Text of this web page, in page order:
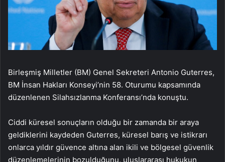
Birleşmiş Milletler (BM) Genel Sekreteri Antonio Guterres,
BM İnsan Hakları Konseyi’nin 58. Oturumu kapsamında
düzenlenen Silahsızlanma Konferansı’nda konuştu.
Ciddi küresel sonuçların olduğu bir zamanda bir araya
geldiklerini kaydeden Guterres, küresel barış ve istikrarı
onlarca yıldır güvence altına alan ikili ve bölgesel güvenlik
düzenlemelerinin bozulduğunu, uluslararası hukukun